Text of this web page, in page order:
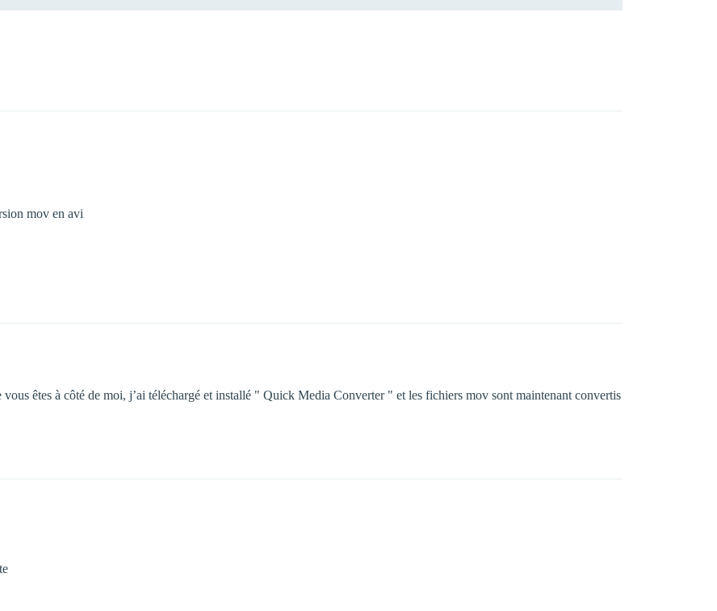
mov en avi
vous êtes à côté de moi, j’ai téléchargé et installé " Quick Media Converter " et les fichiers mov sont maintenant convertis